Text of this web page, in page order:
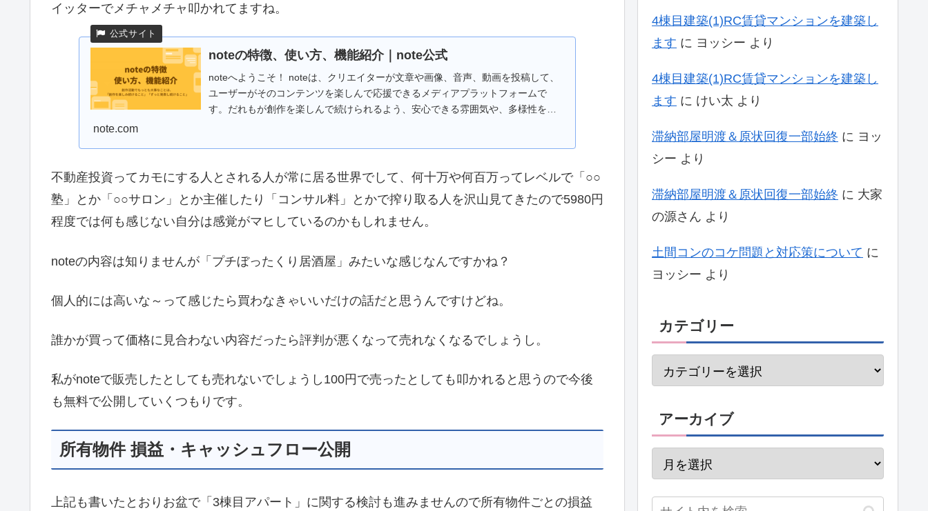
イッターでメチャメチャ叩かれてますね。
noteの特徴、使い方、機能紹介｜note公式
noteへようこそ！ noteは、クリエイターが文章や画像、音声、動画を投稿して、
ユーザーがそのコンテンツを楽しんで応援できるメディアプラットフォームで
す。だれもが創作を楽しんで続けられるよう、安心できる雰囲気や、多様性を大
note.com
不動産投資ってカモにする人とされる人が常に居る世界でして、何十万や何百万ってレベルで「○○
塾」とか「○○サロン」とか主催したり「コンサル料」とかで搾り取る人を沢山見てきたので5980円
程度では何も感じない自分は感覚がマヒしているのかもしれません。
noteの内容は知りませんが「プチぼったくり居酒屋」みたいな感じなんですかね？
個人的には高いな～って感じたら買わなきゃいいだけの話だと思うんですけどね。
誰かが買って価格に見合わない内容だったら評判が悪くなって売れなくなるでしょうし。
私がnoteで販売したとしても売れないでしょうし100円で売ったとしても叩かれると思うので今後
も無料で公開していくつもりです。
所有物件 損益・キャッシュフロー公開
上記も書いたとおりお盆で「3棟目アパート」に関する検討も進みませんので所有物件ごとの損益
4棟目建築(1)RC賃貸マンションを建築し
ます に ヨッシー より
4棟目建築(1)RC賃貸マンションを建築し
ます に けい太 より
滞納部屋明渡＆原状回復一部始終 に ヨッ
シー より
滞納部屋明渡＆原状回復一部始終 に 大家
の源さん より
土間コンのコケ問題と対応策について に
ヨッシー より
カテゴリー
アーカイブ